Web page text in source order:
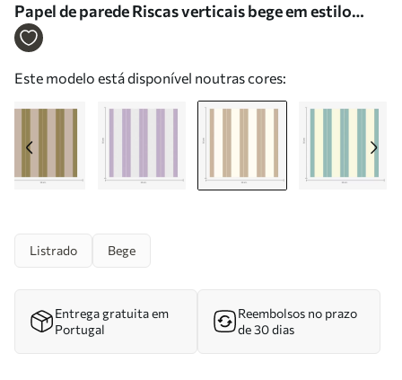
Papel de parede Riscas verticais bege em estilo
minimalista Nr. a01181v4
Este modelo está disponível noutras cores:
Listrado Bege
Entrega gratuita em
Portugal
Reembolsos no prazo
de 30 dias